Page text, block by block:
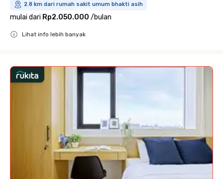
2.8 km dari rumah sakit umum bhakti asih
mulai dari Rp2.050.000 /bulan
Lihat info lebih banyak